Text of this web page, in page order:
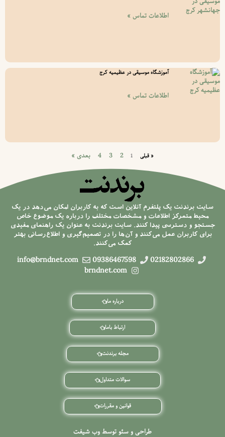
اطلاعات تماس »
آموزشگاه موسیقی در عظیمیه کرج
اطلاعات تماس »
« قبلی 1
2
3
4 بعدی »
سایت برندنت یک پلتفرم آنلاین است که به کاربران امکان می‌دهد در یک
محیط متمرکز اطلاعات و مشخصات مختلف را درباره یک موضوع خاص
جستجو و دسترسی پیدا کنند. سایت برندنت به عنوان یک راهنمای مفیدی
برای کاربران عمل می‌کنند و آن‌ها را در تصمیم‌گیری و اطلاع‌رسانی بهتر
کمک می‌کنند.
02182802866
09386467598
info@brndnet.com
brndnet.com
درباره ما
ارتباط باما
مجله برندنت
سوالات متداول
قوانین و مقررات
طراحی و سئو توسط وب شیفت